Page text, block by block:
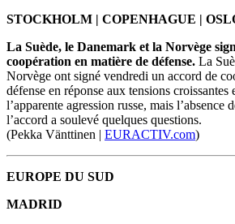
STOCKHOLM | COPENHAGUE |
La Suède, le Danemark et la Norvège
coopération en matière de défense. La
Norvège ont signé vendredi un accord de
défense en réponse aux tensions croissantes
l’apparente agression russe, mais l’absence
l’accord a soulevé quelques questions.
(Pekka Vänttinen | EURACTIV.com)
EUROPE DU SUD
MADRID